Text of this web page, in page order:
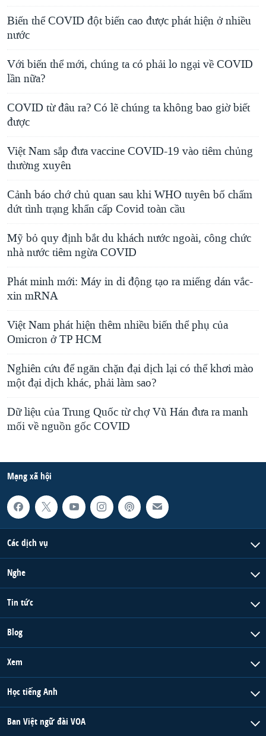
Biến thể COVID đột biến cao được phát hiện ở nhiều
nước
Với biến thể mới, chúng ta có phải lo ngại về COVID
lần nữa?
COVID từ đâu ra? Có lẽ chúng ta không bao giờ biết
được
Việt Nam sắp đưa vaccine COVID-19 vào tiêm chủng
thường xuyên
Cảnh báo chớ chủ quan sau khi WHO tuyên bố chấm
dứt tình trạng khẩn cấp Covid toàn cầu
Mỹ bỏ quy định bắt du khách nước ngoài, công chức
nhà nước tiêm ngừa COVID
Phát minh mới: Máy in di động tạo ra miếng dán vắc-
xin mRNA
Việt Nam phát hiện thêm nhiều biến thể phụ của
Omicron ở TP HCM
Nghiên cứu để ngăn chặn đại dịch lại có thể khơi mào
một đại dịch khác, phải làm sao?
Dữ liệu của Trung Quốc từ chợ Vũ Hán đưa ra manh
mối về nguồn gốc COVID
Mạng xã hội
Các dịch vụ
Nghe
Tin tức
Blog
Xem
Học tiếng Anh
Ban Việt ngữ đài VOA